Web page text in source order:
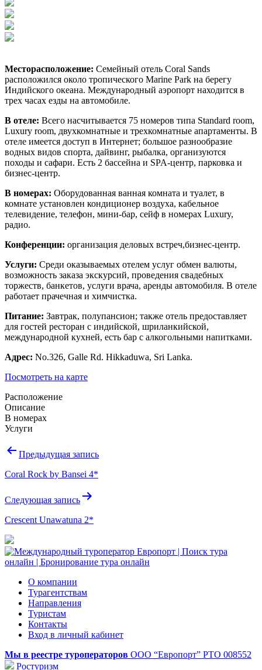
Месторасположение: Cемейный отель Coral Sands
расположился около тропического Marine Park на берегу
Индийского океана. Международный аэропорт находится в
трех часах езды на автомобиле.
В отеле: Всего насчитывается 75 номеров типа Standard room,
Luxury room, двухкомнатные и трехкомнатные апартаменты. В
отеле имеется доступ в Интернет; большое разнообразие
водных видов спорта, дайвинг, рыбалка, организуются
походы и сафари. Есть 2 бассейна и SPA-центр, парковка и
бизнес-центр.
В номерах: Оборудованная ванная комната и туалет, в
комнате установлен кондиционер воздуха, кабельное
телевидение, телефон, мини-бар, сейф в номерах Luxury,
радио.
Конференции: организация деловых встреч,бизнес-центр.
Услуги: Среди оказываемых отелем услуг обмен валюты,
возможность заказа экскурсий, проведения свадебных
торжеств, банкетов, услуги врача, аренды автомобиля. В отеле
работает прачечная и химчистка.
Питание: Завтрак, полупансион; также отель предоставляет
для гостей ресторан с индийской, шриланкийской,
международной кухней, есть бар с алкогольными напитками.
Адрес: No.326, Galle Rd. Hikkaduwa, Sri Lanka.
Посмотреть на карте
Расположение
Описание
В номерах
Услуги
Навигация
записям
Предыдущая запись
Coral Rock by Bansei 4*
Следующая запись
Crescent Unawatuna 2*
О компании
Турагентствам
Направления
Туристам
Контакты
Вход в личный кабинет
Мы в реестре туроператоров ООО “Европорт” РТО 008552
Ростуризм